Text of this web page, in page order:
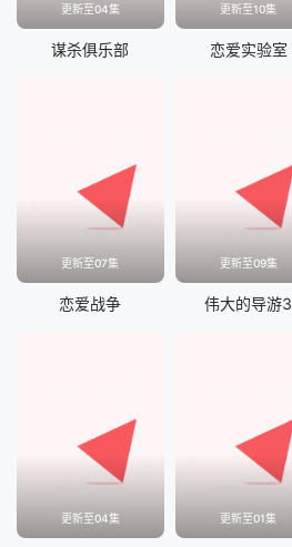
更新至04集
谋杀俱乐部
更新至10集
恋爱实验室
更新至07集
恋爱战争
更新至09集
伟大的导游3
更新至04集 更新至01集